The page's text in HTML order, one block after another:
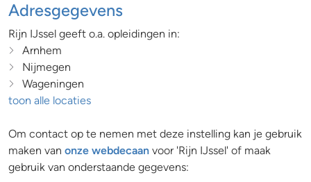
Adresgegevens
Rijn IJssel geeft o.a. opleidingen in:
Arnhem
Nijmegen
Wageningen
toon alle locaties
Om contact op te nemen met deze instelling kan je gebruik
maken van onze webdecaan voor 'Rijn IJssel' of maak
gebruik van onderstaande gegevens: